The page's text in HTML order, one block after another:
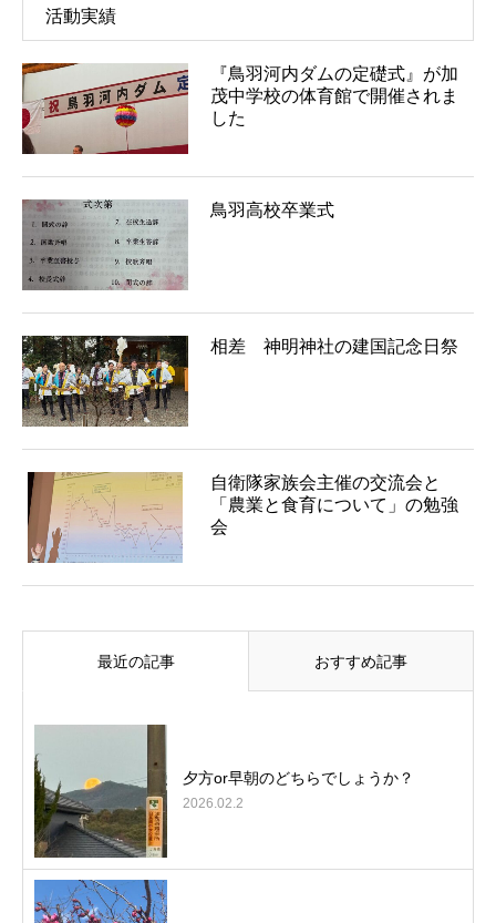
活動実績
『鳥羽河内ダムの定礎式』が加
茂中学校の体育館で開催されま
した
鳥羽高校卒業式
相差 神明神社の建国記念日祭
自衛隊家族会主催の交流会と
「農業と食育について」の勉強
会
最近の記事 おすすめ記事
夕方or早朝のどちらでしょうか？
2026.02.2